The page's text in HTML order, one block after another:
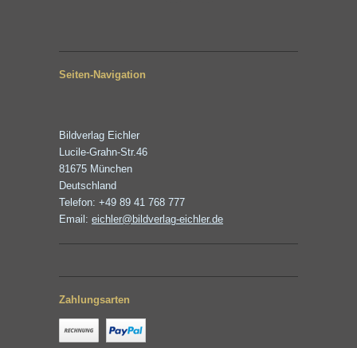
Seiten-Navigation
Bildverlag Eichler
Lucile-Grahn-Str.46
81675 München
Deutschland
Telefon: +49 89 41 768 777
Email: eichler@bildverlag-eichler.de
Zahlungsarten